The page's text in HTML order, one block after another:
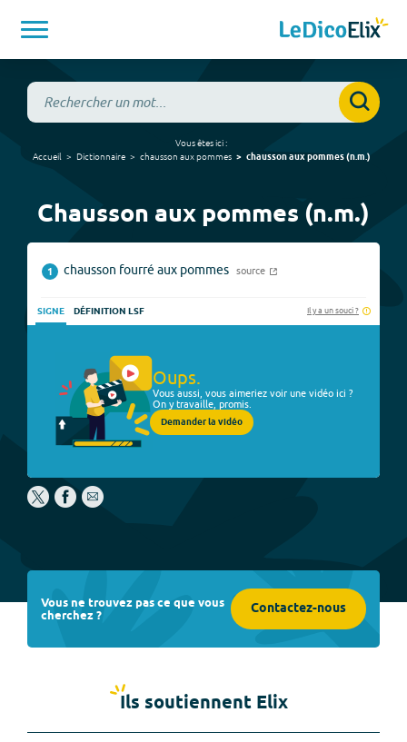
Vous êtes ici :
Accueil
Dictionnaire chausson aux pommes chausson aux pommes(n.m.)
Chausson aux pommes (n.m.)
1 chausson fourré aux pommes source
SIGNE DÉFINITION LSF Il y a un souci ?
Oups.
Vous aussi, vous aimeriez voir une vidéo ici ?
On y travaille, promis.
Demander la vidéo
Vous ne trouvez pas ce que vous
cherchez ? Contactez-nous
Ils soutiennent Elix